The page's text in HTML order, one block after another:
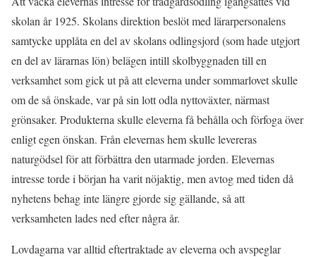
skolan år 1925. Skolans direktion beslöt med lärarpersonalens
samtycke upplåta en del av skolans odlingsjord (som hade utgjort
en del av lärarnas lön) belägen intill skolbyggnaden till en
verksamhet som gick ut på att eleverna under sommarlovet skulle
om de så önskade, var på sin lott odla nyttoväxter, närmast
grönsaker. Produkterna skulle eleverna få behålla och förfoga över
enligt egen önskan. Från elevernas hem skulle levereras
naturgödsel för att förbättra den utarmade jorden. Elevernas
intresse torde i början ha varit nöjaktig, men avtog med tiden då
nyhetens behag inte längre gjorde sig gällande, så att
verksamheten lades ned efter några år.
Lovdagarna var alltid eftertraktade av eleverna och avspeglar